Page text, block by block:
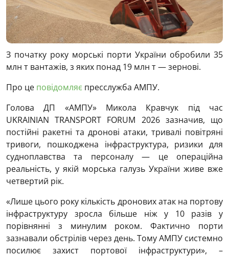
З початку року морські порти України обробили 35
млн т вантажів, з яких понад 19 млн т — зернові.
Про це повідомляє пресслужба АМПУ.
Голова ДП «АМПУ» Микола Кравчук під час
UKRAINIAN TRANSPORT FORUM 2026 зазначив, що
постійні ракетні та дронові атаки, тривалі повітряні
тривоги, пошкоджена інфраструктура, ризики для
судноплавства та персоналу — це операційна
реальність, у якій морська галузь України живе вже
четвертий рік.
«Лише цього року кількість дронових атак на портову
інфраструктуру зросла більше ніж у 10 разів у
порівнянні з минулим роком. Фактично порти
зазнавали обстрілів через день. Тому АМПУ системно
посилює захист портової інфраструктури», –